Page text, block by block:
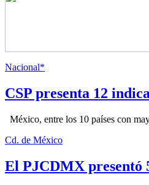
Nacional*
CSP presenta 12
México, entre los 10 países con
Cd. de México
El PJCDMX presentó